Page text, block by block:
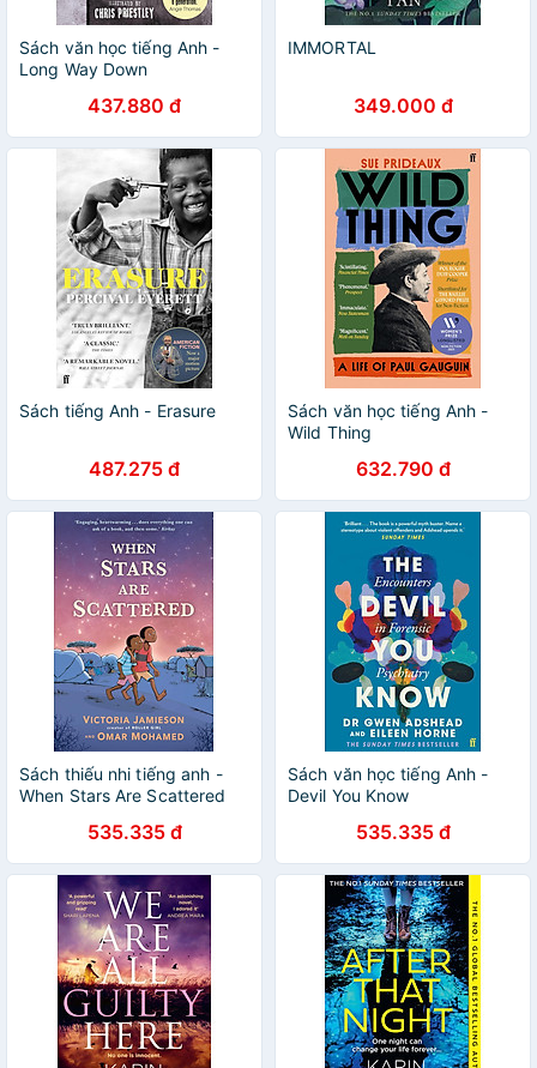
Sách văn học tiếng Anh -
Long Way Down
437.880 đ
IMMORTAL
349.000 đ
Sách tiếng Anh - Erasure
487.275 đ
Sách văn học tiếng Anh -
Wild Thing
632.790 đ
Sách thiếu nhi tiếng anh -
When Stars Are Scattered
535.335 đ
Sách văn học tiếng Anh -
Devil You Know
535.335 đ